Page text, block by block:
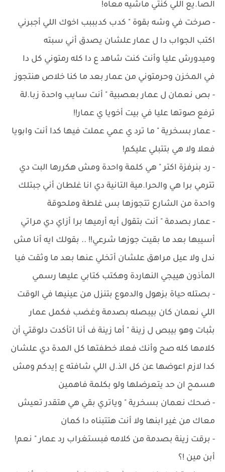
الصا.يع اللي كنتي ماشيه معاه!
- ‏صرخت في وشه بقوة " كدب كدبببب اخوك اللي أجبرني
اكتب الجواب دا ل عمار علشان يصدق أني سبته
وميدورش عليا وأنت كنت شاهد ع دا كله رمتوني كل دا
في المخزن وحرمتوني من عمار بعد ما كنا خلاص هنتجوز
- ‏بص نعمان ل عمار بعصبية " أنت سايب واحدة زبا.لة
ترفع صوتها عليا في بيت أخويا ي عمار!!
- ‏عمار بسخرية " ما ترد ي عمي عملت فيها كدا أنت وابويا
فعلا ولا هي بتتبلي عليكم!
- ‏رد بنرفزة اكتر " هي كلمة واحدة ومش هكررها البت دي
تترمي برا هي والحرا.مية التانية دي انا غلطان أني جبتلك
واحدة من الشارع تتجوزها بس غلطة وملحوقة
- ‏عمار بصدمة " أنت بتقول أيه أرميها برا أزاي دي مراتي
أسيبها بعد ما بقيت جوزها شرعي!! .. بقولك ايه أنا مش
ندل ولا عيل مراهق علشان أتخلي عنها بعد ما وثقت فيا
المأذون هييجي النهاردة وهكتب كتابي عليها رسمي
- ‏بصتله حياة بزهول والدموع بتنزل من عينيها في الوقت
اللي نعمان كان بيبصله بصدمة وغضب فكمل عمار
بثبات وهو بيبص ل زينة " أما زينة ف أنا اتأكدت دلوقتي أن
كلامها كله صح وأنك فعلا خطفتها كل المدة دي علشان
كدا لازم اعوضها عن كل الذ.ل اللي شافته ع إيدكم ومش
هسمح ان حد يتعرضلها ولو بكلمة فاهمين
- ‏ضحك نعمان بسخرية " وياتري بقي هي هتقدر تعيش
معاك من غير ابنها ولا أنت هتتبناه دا كمان
- ‏برقت زينة بصدمة من كلامه فبستغراب رد عمار " نعم!
أبن مين !؟